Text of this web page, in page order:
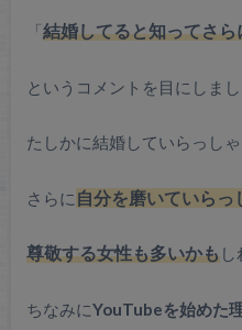
「結婚してると知ってさ
というコメントを目にしまし
たしかに結婚していらっし
さらに 自分を磨いていらっ
尊敬する女性も多いかもし
ちなみにYouTubeを始めた